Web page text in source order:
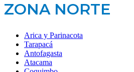
ZONA NORTE
Arica y Parinacota
Tarapacá
Antofagasta
Atacama